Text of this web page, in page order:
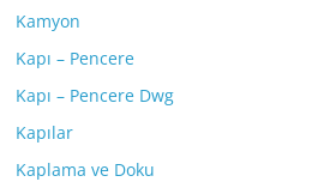
Kamyon
Kapı – Pencere
Kapı – Pencere Dwg
Kapılar
Kaplama ve Doku